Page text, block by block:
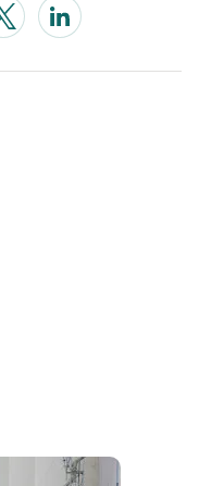
a new window
Opens in a new window
Opens in a new